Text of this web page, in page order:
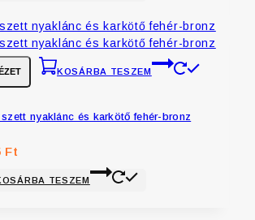
KOSÁRBA TESZEM
nyaklánc és karkötő fehér-bronz
Ft
TESZEM